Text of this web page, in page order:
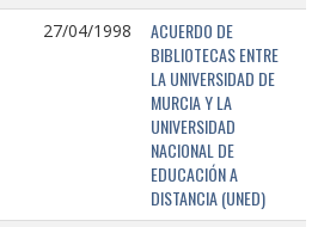
27/04/1998
ACUERDO DE
BIBLIOTECAS ENTRE
LA UNIVERSIDAD DE
MURCIA Y LA
UNIVERSIDAD
NACIONAL DE
EDUCACIÓN A
DISTANCIA (UNED)